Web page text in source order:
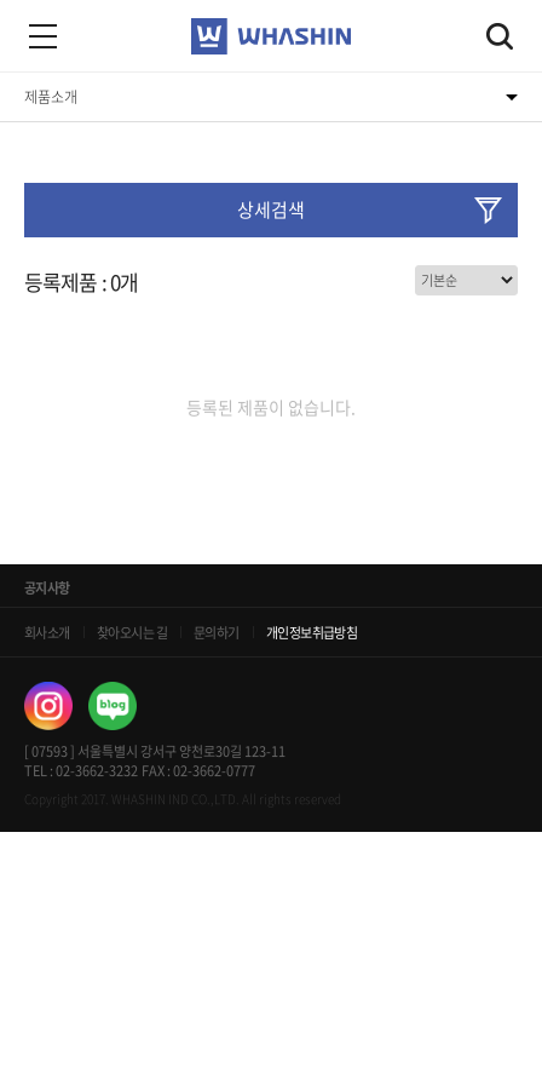
제품소개
제품소개
상세검색
등록제품 : 0개
등록된 제품이 없습니다.
공지사항
회사소개 찾아오시는 길 문의하기 개인정보취급방침
[ 07593 ] 서울특별시 강서구 양천로30길 123-11
TEL : 02-3662-3232 FAX : 02-3662-0777
Copyright 2017. WHASHIN IND CO.,LTD. All rights reserved